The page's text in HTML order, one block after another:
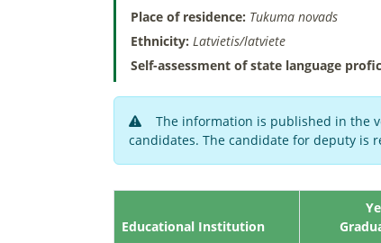
Place of residence: Tukuma novads
Ethnicity: Latvietis/latviete
Self-assessment of state language
The information is published in the
candidates. The candidate for deputy
Educational Institution